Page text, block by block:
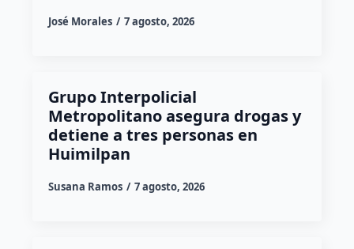
José Morales 7 agosto, 2026
Grupo Interpolicial
Metropolitano asegura drogas y
detiene a tres personas en
Huimilpan
Susana Ramos 7 agosto, 2026